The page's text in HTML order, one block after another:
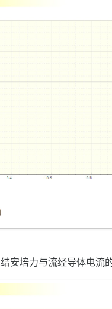
安培力与流经导体电流